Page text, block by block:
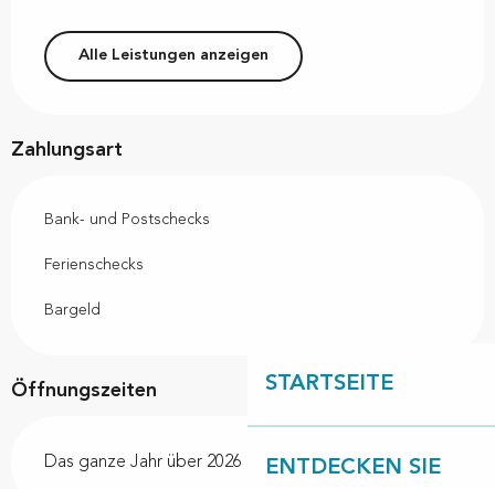
STARTSEITE
ENTDECKEN SIE
Alle Leistungen anzeigen
Zahlungsart
Bank- und Postschecks
Ferienschecks
Bargeld
Öffnungszeiten
Das ganze Jahr über 2026